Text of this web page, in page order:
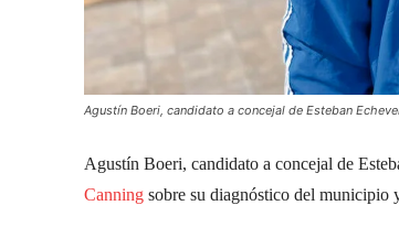
Agustín Boeri, candidato a concejal de Esteban
Agustín Boeri, candidato a concejal de
Canning sobre su diagnóstico del municipio